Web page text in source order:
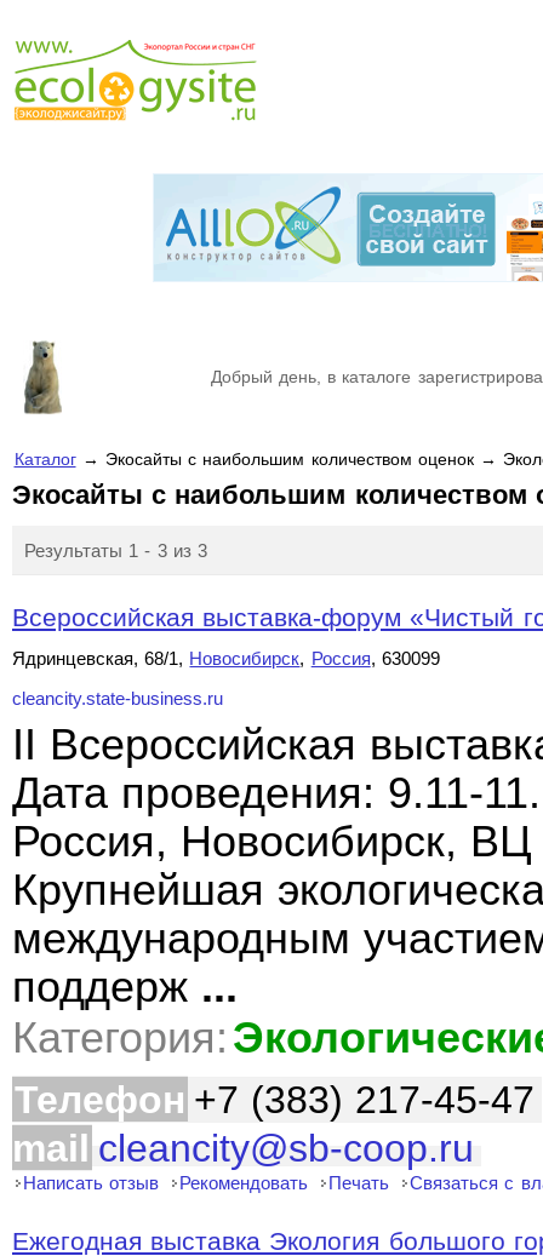
Добрый день, в каталоге
Каталог→ Экосайты с наибольшим количеством оценок →
Экосайты с наибольшим количеством
Результаты 1 - 3 из 3
Всероссийская выставка-форум «Чистый
Ядринцевская, 68/1, Новосибирск, Россия, 630099
cleancity.state-business.ru
II Всероссийская
Дата проведения: 9.11-
Россия, Новосибирск,
Крупнейшая
международным
поддерж ...
Категория:
Телефон +7 (383) 217-45-47
mail cleancity@sb-coop.ru
Написать отзыв Рекомендовать Печать Связаться с
Ежегодная выставка Экология большого